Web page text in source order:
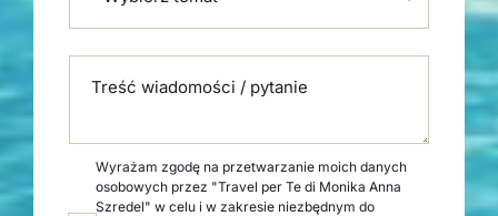
Treść wiadomości / pytanie
Wyrażam zgodę na przetwarzanie moich danych
osobowych przez "Travel per Te di Monika Anna
Szredel" w celu i w zakresie niezbędnym do